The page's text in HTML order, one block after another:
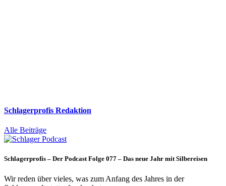
Schlagerprofis Redaktion
Alle Beiträge
Schlagerprofis – Der Podcast Folge 077 – Das neue Jahr mit Silbereisen
Wir reden über vieles, was zum Anfang des Jahres in der